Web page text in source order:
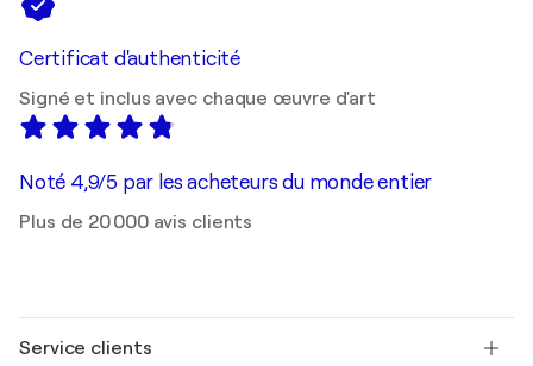
Certificat d'authenticité
Signé et inclus avec chaque œuvre d'art
Noté 4,9/5 par les acheteurs du monde entier
Plus de 20 000 avis clients
Service clients